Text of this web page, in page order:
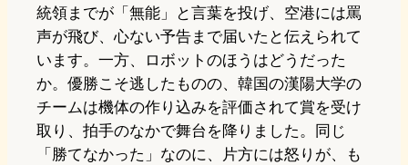
統領までが「無能」と言葉を投げ、空港には罵
声が飛び、心ない予告まで届いたと伝えられて
います。一方、ロボットのほうはどうだった
か。優勝こそ逃したものの、韓国の漢陽大学の
チームは機体の作り込みを評価されて賞を受け
取り、拍手のなかで舞台を降りました。同じ
「勝てなかった」なのに、片方には怒りが、も